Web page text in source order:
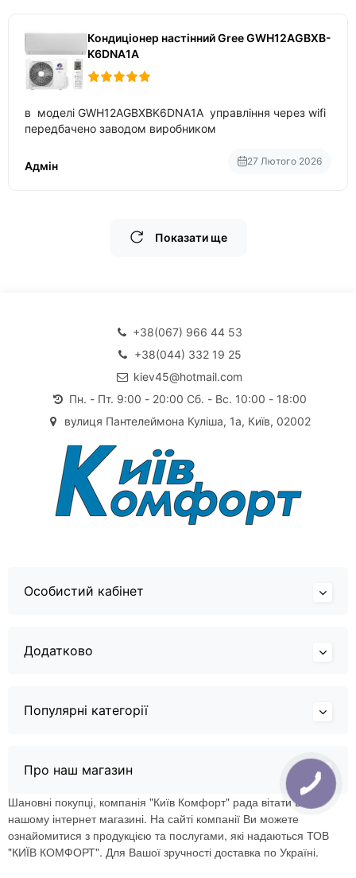
Кондиціонер настінний Gree GWH12AGBXB-
K6DNA1A
в моделі GWH12AGBXBK6DNA1A управління через wifi
передбачено заводом виробником
Адмін 27 Лютого 2026
Показати ще
+38(067) 966 44 53
+38(044) 332 19 25
kiev45@hotmail.com
Пн. - Пт. 9:00 - 20:00 Сб. - Вс. 10:00 - 18:00
вулиця Пантелеймона Куліша, 1а, Київ, 02002
Особистий кабінет
Додатково
Популярні категорії
Про наш магазин
Шановні покупці, компанія "Київ Комфорт" рада вітати Вас в
нашому інтернет магазині. На сайті компанії Ви можете
ознайомитися з продукцією та послугами, які надаються ТОВ
"КИЇВ КОМФОРТ". Для Вашої зручності доставка по Україні.